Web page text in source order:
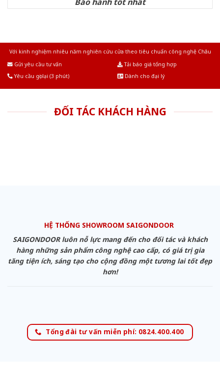
Với kinh nghiệm nhiêu năm nghiên cứu cửa theo tiêu chuẩn công nghệ Châu
Gửi yêu cầu tư vấn
Tải báo giá tổng hợp
Yêu cầu gọi lại (3 phút)
Dành cho đại lý
ĐỐI TÁC KHÁCH HÀNG
HỆ THỐNG SHOWROOM SAIGONDOOR
SAIGONDOOR luôn nỗ lực mang đến cho đối tác và khách
hàng những sản phẩm công nghệ cao cấp, có giá trị gia
tăng tiện ích, sáng tạo cho cộng đồng một tương lai tốt đẹp
hơn!
Tổng đài tư vấn miễn phí: 0824.400.400